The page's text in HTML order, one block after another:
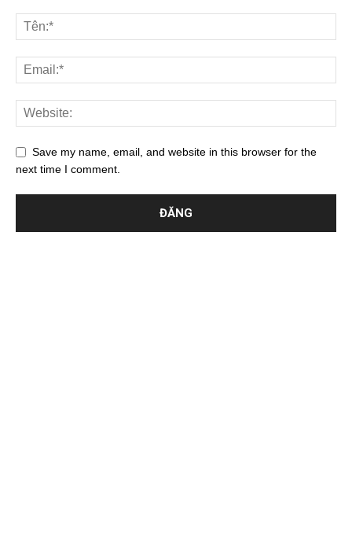
Save my name, email, and website in this browser for the
next time I comment.